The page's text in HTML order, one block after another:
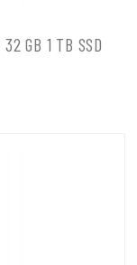
GB 1 TB SSD